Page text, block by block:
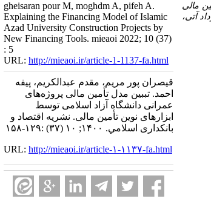
مالی
آتی،
gheisaran pour M, moghdm A, pifeh A.
Explaining the Financing Model of Islamic
Azad University Construction Projects by
New Financing Tools. mieaoi 2022; 10 (37)
: 5
URL: http://mieaoi.ir/article-1-1137-fa.html
قیصران پور مریم، مقدم عبدالکریم، پیفه
احمد. تببین مدل تأمین مالی پروژه‌های
عمرانی دانشگاه آزاد اسلامی توسط
ابزارهای نوین تأمین مالی. نشریه اقتصاد و
بانکداری اسلامي. ۱۴۰۰; ۱۰ (۳۷) :۱۲۹-۱۵۸
URL: http://mieaoi.ir/article-۱-۱۱۳۷-fa.html